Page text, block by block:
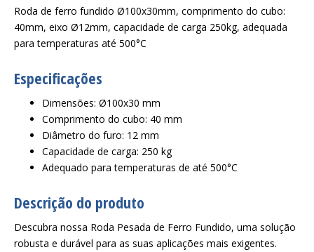
Roda de ferro fundido Ø100x30mm, comprimento do cubo:
40mm, eixo Ø12mm, capacidade de carga 250kg, adequada
para temperaturas até 500°C
Especificações
Dimensões: Ø100x30 mm
Comprimento do cubo: 40 mm
Diâmetro do furo: 12 mm
Capacidade de carga: 250 kg
Adequado para temperaturas de até 500°C
Descrição do produto
Descubra nossa Roda Pesada de Ferro Fundido, uma solução
robusta e durável para as suas aplicações mais exigentes.